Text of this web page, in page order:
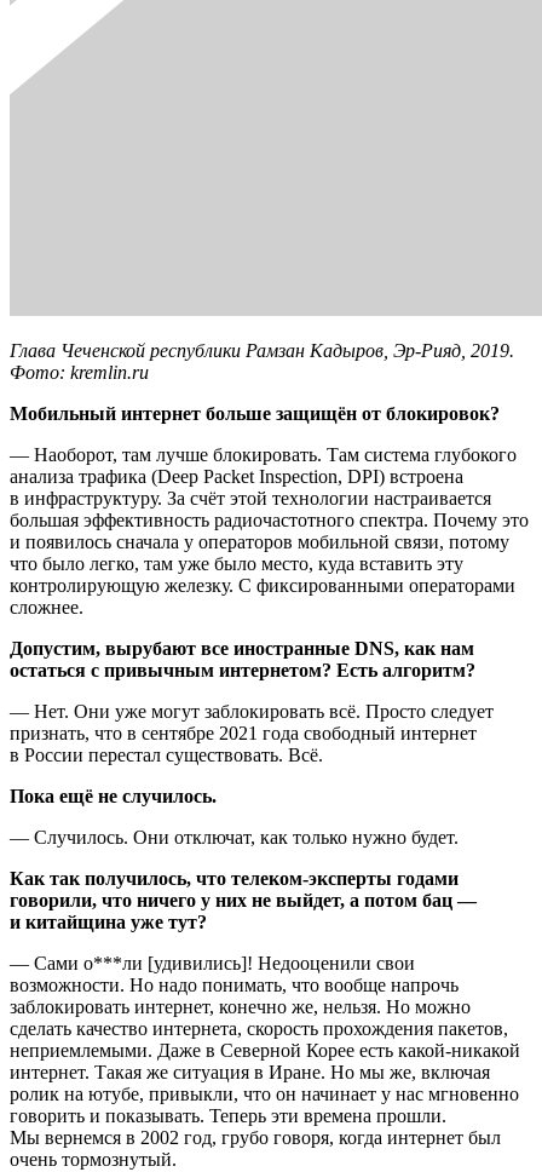
Глава Чеченской республики Рамзан Кадыров, Эр-Рияд, 2019.
Фото: kremlin.ru
Мобильный интернет больше защищён от блокировок?
— Наоборот, там лучше блокировать. Там система глубокого
анализа трафика (Deep Packet Inspection, DPI) встроена
в инфраструктуру. За счёт этой технологии настраивается
большая эффективность радиочастотного спектра. Почему это
и появилось сначала у операторов мобильной связи, потому
что было легко, там уже было место, куда вставить эту
контролирующую железку. С фиксированными операторами
сложнее.
Допустим, вырубают все иностранные DNS, как нам
остаться с привычным интернетом? Есть алгоритм?
— Нет. Они уже могут заблокировать всё. Просто следует
признать, что в сентябре 2021 года свободный интернет
в России перестал существовать. Всё.
Пока ещё не случилось.
— Случилось. Они отключат, как только нужно будет.
Как так получилось, что телеком-эксперты годами
говорили, что ничего у них не выйдет, а потом бац —
и китайщина уже тут?
— Сами о***ли [удивились]! Недооценили свои
возможности. Но надо понимать, что вообще напрочь
заблокировать интернет, конечно же, нельзя. Но можно
сделать качество интернета, скорость прохождения пакетов,
неприемлемыми. Даже в Северной Корее есть какой-никакой
интернет. Такая же ситуация в Иране. Но мы же, включая
ролик на ютубе, привыкли, что он начинает у нас мгновенно
говорить и показывать. Теперь эти времена прошли.
Мы вернемся в 2002 год, грубо говоря, когда интернет был
очень тормознутый.